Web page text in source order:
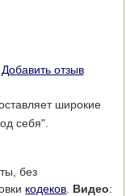
Добавить отзыв
широкие
себя".
без
кодеков Видео: